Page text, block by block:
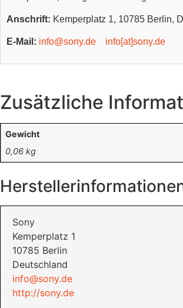
Anschrift: Kemperplatz 1, 10785 Berlin,
E-Mail: info@sony.de info[at]sony.de
Zusätzliche
Gewicht
0,06 kg
Sony
Kemperplatz 1
10785 Berlin
Deutschland
info@sony.de
http://sony.de